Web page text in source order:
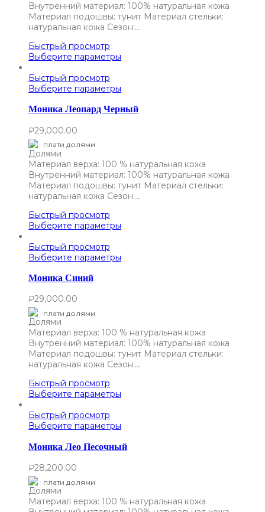
Внутренний материал: 100% натуральная кожа
Материал подошвы: тунит Материал стельки:
натуральная кожа Сезон:…
Быстрый просмотр
Выберите параметры
Быстрый просмотр
Выберите параметры
Моника Леопард Черный
₽29,000.00
плати долями
Материал верха: 100 % натуральная кожа
Внутренний материал: 100% натуральная кожа
Материал подошвы: тунит Материал стельки:
натуральная кожа Сезон:…
Быстрый просмотр
Выберите параметры
Быстрый просмотр
Выберите параметры
Моника Синий
₽29,000.00
плати долями
Материал верха: 100 % натуральная кожа
Внутренний материал: 100% натуральная кожа
Материал подошвы: тунит Материал стельки:
натуральная кожа Сезон:…
Быстрый просмотр
Выберите параметры
Быстрый просмотр
Выберите параметры
Моника Лео Песочный
₽28,200.00
плати долями
Материал верха: 100 % натуральная кожа